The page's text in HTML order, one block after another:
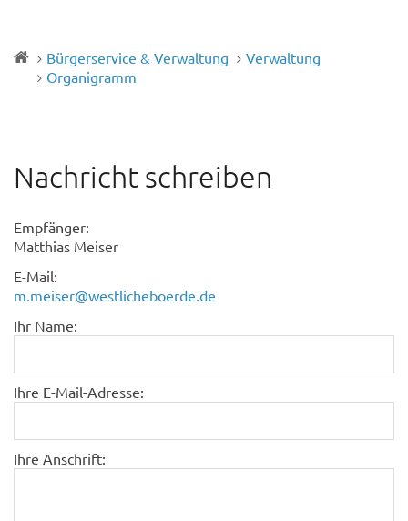
Bürgerservice & Verwaltung
Verwaltung
Organigramm
Nachricht schreiben
Empfänger:
Matthias Meiser
E-Mail:
m.meiser@westlicheboerde.de
Ihr Name:
Ihre E-Mail-Adresse:
Ihre Anschrift: